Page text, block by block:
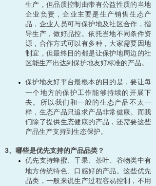
生产，但品质控制由带有公益性质的当地
企业负责，企业主要是生产销售生态产
品，企业人员可与保护地及社区合作，指
导生产，做好品控。依托当地不同条件资
源，合作方式可以有多种，大家需要因地
制宜，但最终目的都是让保护地周边的社
区能生产出达到保护地友好标准的产品。
保护地友好平台最根本的目的是，要让每
一个地方的保护工作能够持续的开展下
去。所以我们和一般的生态产品不太一
样，生态产品只追求产品非常健康。而我
们除了提供生态健康的产品，还需要这些
产品生产支持到生态保护。
3、哪些是优先支持的产品品类？
优先支持蜂蜜、干果、茶叶、谷物类中有
地方传统特色、口感好的产品。这些优先
品类，一般来说生产过程容易控制，不用